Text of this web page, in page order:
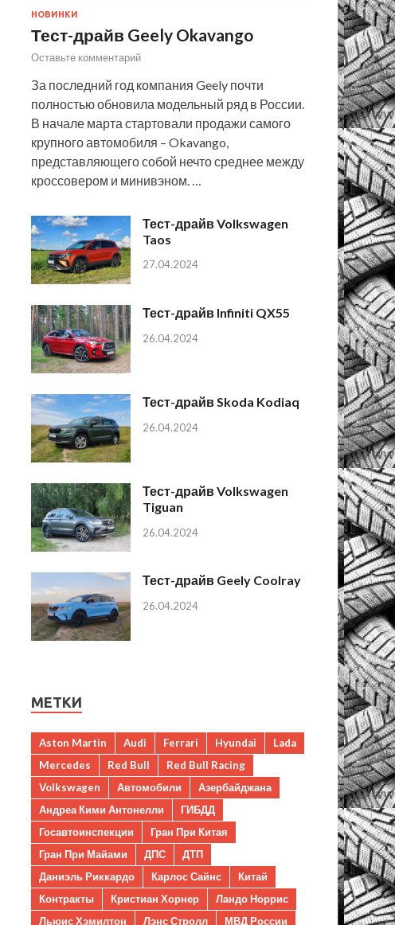
НОВИНКИ
Тест-драйв Geely Okavango
Оставьте комментарий
За последний год компания Geely почти
полностью обновила модельный ряд в России.
В начале марта стартовали продажи самого
крупного автомобиля – Okavango,
представляющего собой нечто среднее между
кроссовером и минивэном. …
Тест-драйв Volkswagen
Taos
27.04.2024
Тест-драйв Infiniti QX55
26.04.2024
Тест-драйв Skoda Kodiaq
26.04.2024
Тест-драйв Volkswagen
Tiguan
26.04.2024
Тест-драйв Geely Coolray
26.04.2024
МЕТКИ
Aston Martin Audi Ferrari Hyundai
Lada
Mercedes
Red Bull
Red Bull Racing
Volkswagen
Автомобили
Азербайджана
Андреа Кими Антонелли
ГИБДД
Госавтоинспекции
Гран При Китая
Гран При Майами
ДПС
ДТП
Даниэль Риккардо
Карлос Сайнс
Китай
Контракты
Кристиан Хорнер
Ландо Норрис
Льюис Хэмилтон
Лэнс Стролл
МВД России